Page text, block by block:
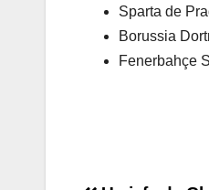
Sparta de
Borussia
Fenerbahçe